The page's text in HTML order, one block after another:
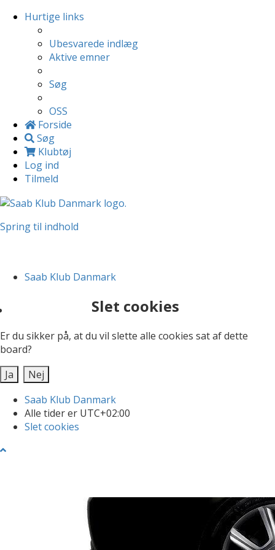
Hurtige links
Ubesvarede indlæg
Aktive emner
Søg
OSS
Forside
Søg
Klubtøj
Log ind
Tilmeld
Spring til indhold
Saab Klub Danmark
Slet cookies
Er du sikker på, at du vil slette alle cookies sat af dette
board?
Saab Klub Danmark
Alle tider er UTC+02:00
Slet cookies